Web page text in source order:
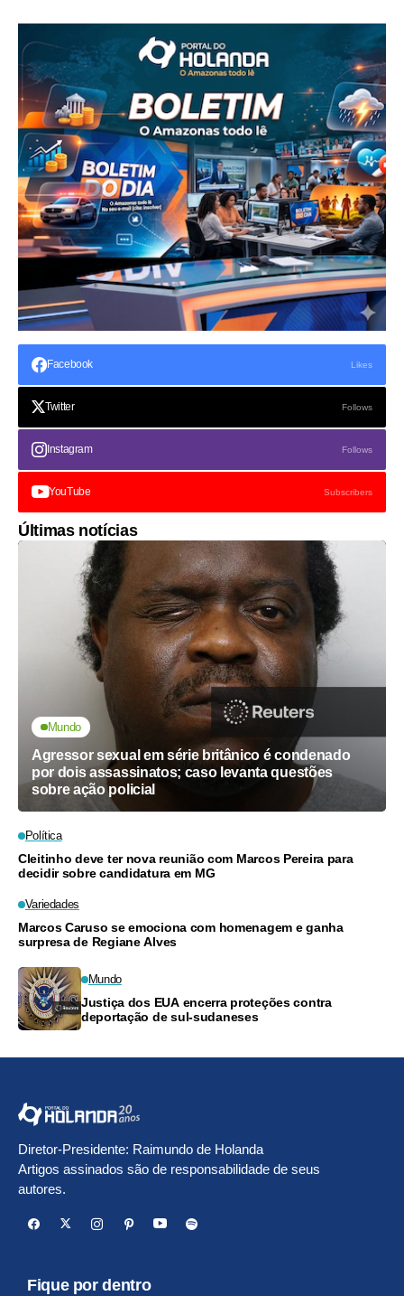
Facebook Likes
Twitter Follows
Instagram Follows
YouTube Subscribers
Últimas notícias
Mundo
Agressor sexual em série britânico é condenado
por dois assassinatos; caso levanta questões
sobre ação policial
Política
Cleitinho deve ter nova reunião com Marcos Pereira para
decidir sobre candidatura em MG
Variedades
Marcos Caruso se emociona com homenagem e ganha
surpresa de Regiane Alves
Mundo
Justiça dos EUA encerra proteções contra
deportação de sul-sudaneses
Diretor-Presidente: Raimundo de Holanda
Artigos assinados são de responsabilidade de seus
autores.
Fique por dentro